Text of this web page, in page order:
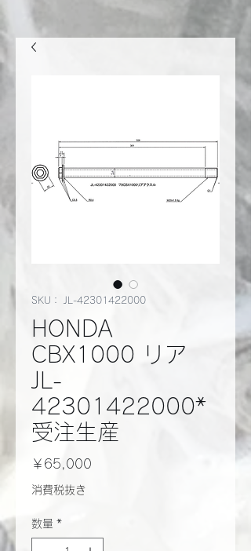
SKU： JL-42301422000
HONDA
CBX1000 リア
JL-
42301422000*
受注生産
￥65,000
消費税抜き
数量 *